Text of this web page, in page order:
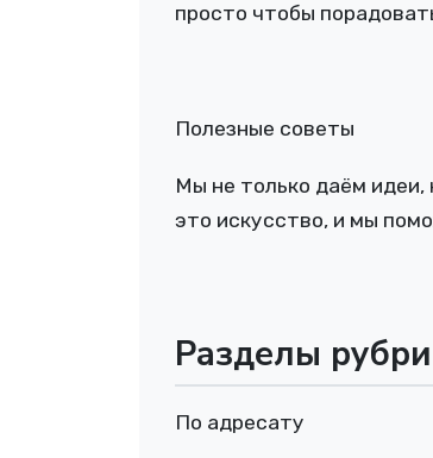
просто чтобы
Полезные советы
Мы не только даём идеи,
это искусство, и мы
Разделы
По адресату